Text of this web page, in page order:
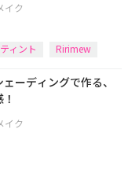
イク
ティント Ririmew
ーディングで作る、
イク